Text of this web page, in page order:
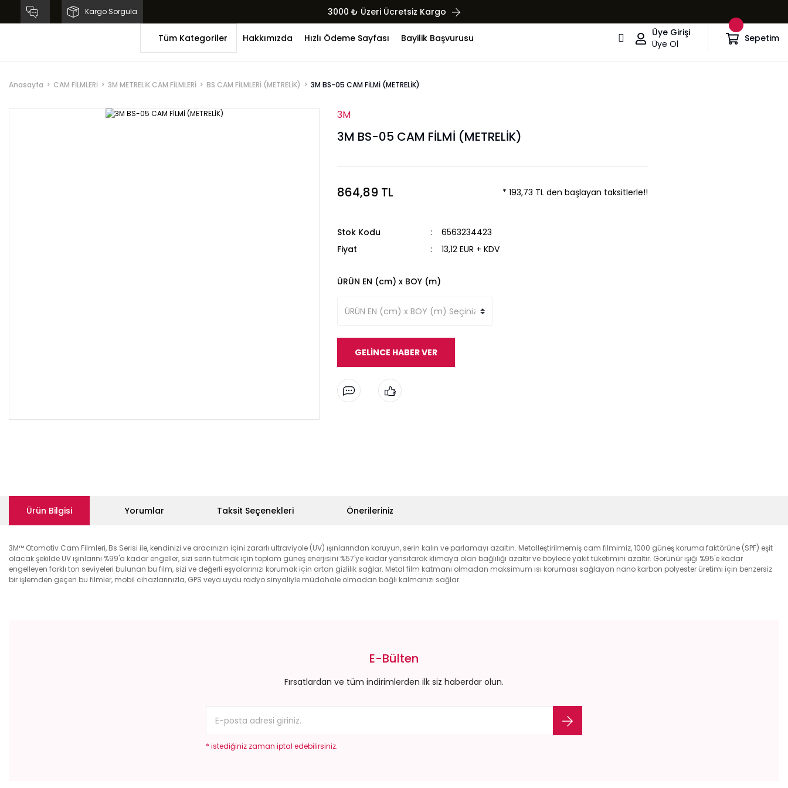
Kargo Sorgula 3000 ₺ Üzeri Ücretsiz Kargo
Tüm Kategoriler Hakkımızda Hızlı Ödeme Sayfası Bayilik Başvurusu
Üye Girişi
Üye Ol
Sepetim
Anasayfa CAM FİLMLERİ 3M METRELİK CAM FİLMLERİ BS CAM FİLMLERİ (METRELİK) 3M BS-05 CAM FİLMİ (METRELİK)
3M
3M BS-05 CAM FİLMİ (METRELİK)
864,89 TL * 193,73 TL den başlayan taksitlerle!!
Stok Kodu
6563234423
Fiyat
13,12 EUR + KDV
ÜRÜN EN (cm) x BOY (m)
GELİNCE HABER VER
Ürün Bilgisi Yorumlar Taksit Seçenekleri Önerileriniz
3M™ Otomotiv Cam Filmleri, Bs Serisi ile, kendinizi ve aracınızın içini zararlı ultraviyole (UV) ışınlarından koruyun, serin kalın ve parlamayı azaltın. Metalleştirilmemiş cam filmimiz, 1000 güneş koruma faktörüne (SPF) eşit
olacak şekilde UV ışınlarını %99'a kadar engeller, sizi serin tutmak için toplam güneş enerjisini %57'ye kadar yansıtarak klimaya olan bağlılığı azaltır ve böylece yakıt tüketimini azaltır. Görünür ışığı %95'e kadar
engelleyen farklı ton seviyeleri bulunan bu film, sizi ve değerli eşyalarınızı korumak için artan gizlilik sağlar. Metal film katmanı olmadan maksimum ısı koruması sağlayan nano karbon polyester üretimi için benzersiz
bir işlemden geçen bu filmler, mobil cihazlarınızla, GPS veya uydu radyo sinyaliyle müdahale olmadan bağlı kalmanızı sağlar.
Yorum Yaz
E-Bülten
Fırsatlardan ve tüm indirimlerden ilk siz haberdar olun.
* istediğiniz zaman iptal edebilirsiniz.